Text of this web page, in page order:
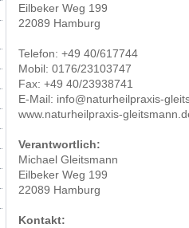
Eilbeker Weg 199
22089 Hamburg
Telefon: +49 40/617744
Mobil: 0176/23103747
Fax: +49 40/23938741
E-Mail: info@naturheilpraxis-
www.naturheilpraxis-
Verantwortlich:
Michael Gleitsmann
Eilbeker Weg 199
22089 Hamburg
Kontakt: